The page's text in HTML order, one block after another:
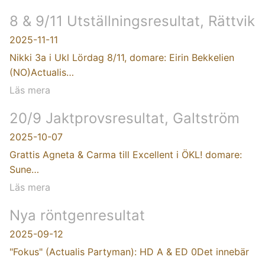
8 & 9/11 Utställningsresultat, Rättvik
2025-11-11
Nikki 3a i Ukl Lördag 8/11, domare: Eirin Bekkelien
(NO)Actualis…
Läs mera
20/9 Jaktprovsresultat, Galtström
2025-10-07
Grattis Agneta & Carma till Excellent i ÖKL! domare:
Sune…
Läs mera
Nya röntgenresultat
2025-09-12
"Fokus" (Actualis Partyman): HD A & ED 0Det innebär